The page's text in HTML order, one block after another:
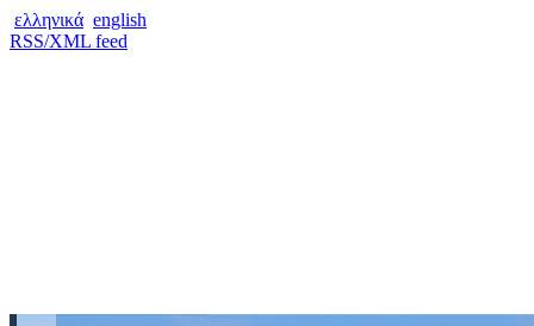
ελληνικά english
RSS/XML feed